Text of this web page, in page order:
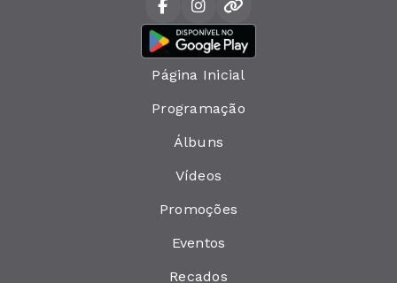
Página Inicial
Programação
Álbuns
Vídeos
Promoções
Eventos
Recados